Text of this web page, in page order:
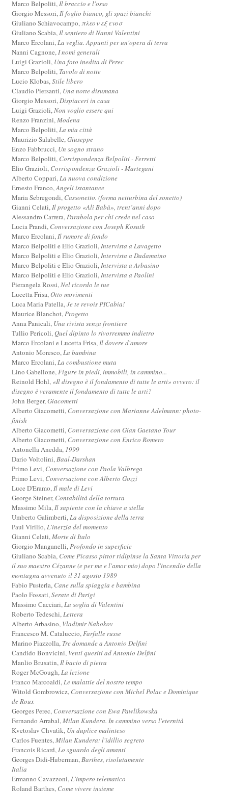
Marco Belpoliti,Il braccio e l'osso
Giorgio Messori,Il foglio bianco, gli spazi bianchi
Giuliano Schiavocampo,πλεον εξ ενοσ
Giuliano Scabia,Il sentiero di Nanni Valentini
Marco Ercolani,La veglia. Appunti per un'opera di terra
Nanni Cagnone,I nomi generali
Luigi Grazioli, Una foto inedita di Perec
Marco Belpoliti, Tavolo di notte
Lucio Klobas,Stile libero
Claudio Piersanti, Una notte disumana
Giorgio Messori,Dispiaceri in casa
Luigi Grazioli,Non voglio essere qui
Renzo Franzini,Modena
Marco Belpoliti,La mia città
Maurizio Salabelle,Giuseppe
Enzo Fabbrucci, Un sogno strano
Marco Belpoliti, Corrispondenza Belpoliti - Ferretti
Elio Grazioli, Corrispondenza Grazioli - Martegani
Alberto Coppari,La nuova condizione
Ernesto Franco,Angeli istantanee
Maria Sebregondi, Cassonetto. (forma netturbina del sonetto)
Gianni Celati,Il progetto «Alì Babà», trent’anni dopo
Alessandro Carrera,Parabola per chi crede nel caso
Lucia Prandi, Conversazione con Joseph Kosuth
Marco Ercolani,Il rumore di fondo
Marco Belpoliti e Elio Grazioli,Intervista a Lavagetto
Marco Belpoliti e Elio Grazioli,Intervista a Dadamaino
Marco Belpoliti e Elio Grazioli,Intervista a Arbasino
Marco Belpoliti e Elio Grazioli,Intervista a Paolini
Pierangela Rossi,Nel ricordo le tue
Lucetta Frisa,Otto movimenti
Luca Maria Patella,Je te revois PICabia!
Maurice Blanchot,Progetto
Anna Panicali, Una rivista senza frontiere
Tullio Pericoli,Quel dipinto lo rivorremmo indietro
Marco Ercolani e Lucetta Frisa,Il dovere d'amore
Antonio Moresco,La bambina
Marco Ercolani,La combustione muta
Lino Gabellone,Figure in piedi, immobili, in cammino...
Reinold Hohl, «Il disegno è il fondamento di tutte le arti» ovvero: il
disegno è veramente il fondamento di tutte le arti?
John Berger,Giacometti
Alberto Giacometti, Conversazione con Marianne Adelmann: photo-
finish
Alberto Giacometti, Conversazione con Gian Gaetano Tour
Alberto Giacometti, Conversazione con Enrico Romero
Antonella Anedda, 1999
Dario Voltolini,Baal-Darshan
Primo Levi, Conversazione con Paola Valbrega
Primo Levi, Conversazione con Alberto Gozzi
Luce D'Eramo,Il male di Levi
George Steiner, Contabilità della tortura
Massimo Mila,Il sapiente con la chiave a stella
Umberto Galimberti,La disposizione della terra
Paul Virilio,L'inerzia del momento
Gianni Celati,Morte di Italo
Giorgio Manganelli,Profondo in superficie
Giuliano Scabia, Come Picasso pittor ridipinse la Santa Vittoria per
il suo maestro Cézanne (e per me e l'amor mio) dopo l'incendio della
montagna avvenuto il 31 agosto 1989
Fabio Pusterla, Cane sulla spiaggia e bambina
Paolo Fossati,Serate di Parigi
Massimo Cacciari,La soglia di Valentini
Roberto Tedeschi,Lettera
Alberto Arbasino, Vladimir Nabokov
Francesco M. Cataluccio,Farfalle russe
Marino Piazzolla, Tre domande a Antonio Delfini
Candido Bonvicini, Venti quesiti ad Antonio Delfini
Manlio Brusatin,Il bacio di pietra
Roger McGough,La lezione
Franco Marcoaldi,Le malattie del nostro tempo
Witold Gombrowicz, Conversazione con Michel Polac e Dominique
de Roux
Georges Perec, Conversazione con Ewa Pawlikowska
Fernando Arrabal,Milan Kundera. In cammino verso l'eternità
Kvetoslav Chvatìk, Un duplice malinteso
Carlos Fuentes,Milan Kundera: l'idillio segreto
Francois Ricard,Lo sguardo degli amanti
Georges Didi-Huberman,Barthes, risolutamente
Italia
Ermanno Cavazzoni,L'impero telematico
Roland Barthes, Come vivere insieme